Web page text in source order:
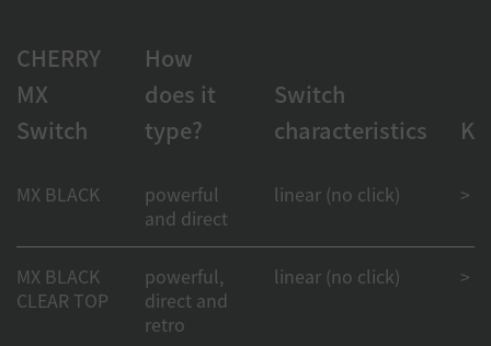
CHERRY
MX
Switch
How
does it
type?
Switch
characteristics
MX BLACK
powerful
and direct
linear (no click) >
MX BLACK
CLEAR TOP
powerful,
direct and
retro
linear (no click) >